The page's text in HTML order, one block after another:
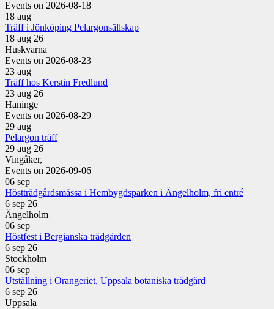
Events on 2026-08-18
18 aug
Träff i Jönköping Pelargonsällskap
18 aug 26
Huskvarna
Events on 2026-08-23
23 aug
Träff hos Kerstin Fredlund
23 aug 26
Haninge
Events on 2026-08-29
29 aug
Pelargon träff
29 aug 26
Vingåker,
Events on 2026-09-06
06 sep
Höstträdgårdsmässa i Hembygdsparken i Ängelholm, fri entré
6 sep 26
Ängelholm
06 sep
Höstfest i Bergianska trädgården
6 sep 26
Stockholm
06 sep
Utställning i Orangeriet, Uppsala botaniska trädgård
6 sep 26
Uppsala